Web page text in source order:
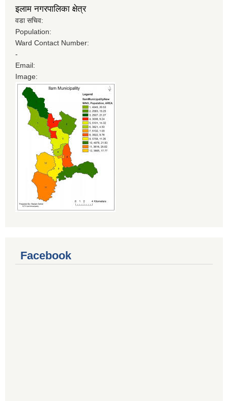
इलाम नगरपालिका क्षेत्र
वडा सचिव:
Population:
Ward Contact Number:
-
Email:
Image:
Facebook